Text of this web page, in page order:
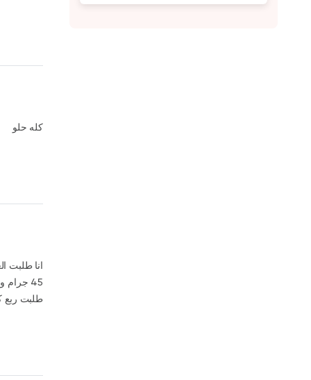
كله حلو
طلبت ربع كيلو كفتة من